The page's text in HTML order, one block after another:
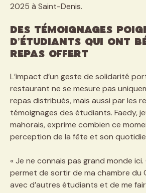
2025 à Saint-Denis.
Des témoignages
d’étudiants qui ont
repas offert
L’impact d’un geste de solidarité
restaurant ne se mesure pas
repas distribués, mais aussi par les
témoignages des étudiants. Faedy,
mahorais, exprime combien ce
perception de la fête et son
« Je ne connais pas grand monde
permet de sortir de ma chambre du
avec d’autres étudiants et de me